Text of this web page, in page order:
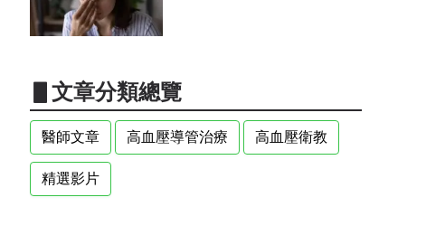
▋文章分類總覽
醫師文章 高血壓導管治療 高血壓衛教
精選影片